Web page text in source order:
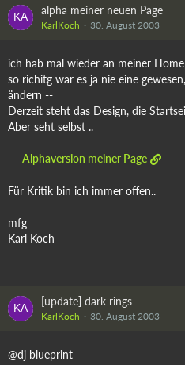
alpha meiner neuen Page
KarlKoch 30. August 2003
ich hab mal wieder an meiner
so richitg war es ja nie eine
ändern --
Derzeit steht das Design, die
Aber seht selbst ..
Alphaversion meiner Page
Für Kritik bin ich immer offen..
mfg
Karl Koch
[update] dark rings
KarlKoch 30. August 2003
@dj blueprint